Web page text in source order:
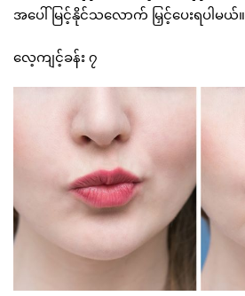
အပေါ်မြင့်နိုင်သလောက် မြှင့်ပေးရပါမယ်
လေ့ကျင့်ခန်း ၇